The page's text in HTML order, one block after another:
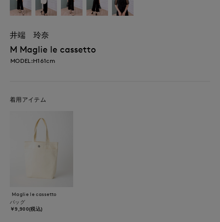
井端 玲奈
M Maglie le cassetto
MODEL:H161cm
着用アイテム
Maglie le cassetto
バッグ
￥9,900(税込)